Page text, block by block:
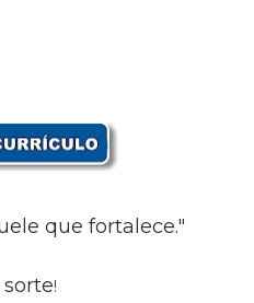
que fortalece."
sorte!